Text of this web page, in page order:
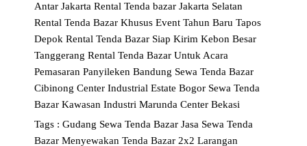
Antar JakartaRental Tenda bazar Jakarta Selatan
Rental Tenda Bazar Khusus Event Tahun Baru Tapos
DepokRental Tenda Bazar Siap Kirim Kebon Besar
TanggerangRental Tenda Bazar Untuk Acara
Pemasaran Panyileken Bandung Sewa Tenda Bazar
Cibinong Center Industrial Estate Bogor Sewa Tenda
Bazar Kawasan Industri Marunda Center Bekasi
Tags : Gudang Sewa Tenda BazarJasa Sewa Tenda
BazarMenyewakan Tenda Bazar 2x2 Larangan